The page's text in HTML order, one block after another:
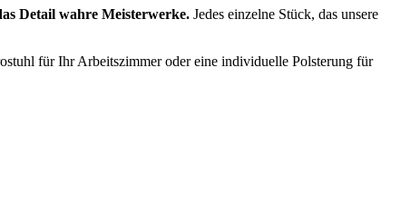
Detail wahre Meisterwerke. Jedes einzelne Stück, das unsere
für Ihr Arbeitszimmer oder eine individuelle Polsterung für